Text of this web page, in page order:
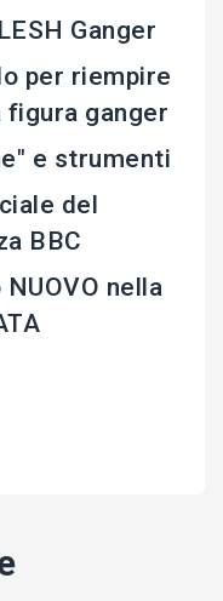
Ganger
per riempire
figura ganger
e strumenti
del
BBC
nella